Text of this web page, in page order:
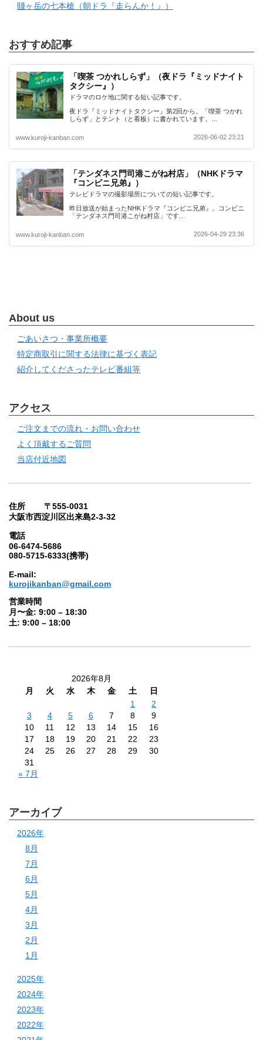
賤ヶ岳の七本槍（朝ドラ『走らんか！』）
おすすめ記事
「喫茶 つかれしらず」（夜ドラ『ミッドナイト
タクシー』）
ドラマのロケ地に関する短い記事です。
夜ドラ『ミッドナイトタクシー』第2回から。「喫茶 つかれ
しらず」とテント（と看板）に書かれています。…
www.kuroji-kanban.com 2026-06-02 23:21
「テンダネス門司港こがね村店」（NHKドラマ
『コンビニ兄弟』）
テレビドラマの撮影場所についての短い記事です。
昨日放送が始まったNHKドラマ『コンビニ兄弟』。コンビニ
「テンダネス門司港こがね村店」です…
www.kuroji-kanban.com 2026-04-29 23:36
About us
ごあいさつ・事業所概要
特定商取引に関する法律に基づく表記
紹介してくださったテレビ番組等
アクセス
ご注文までの流れ・お問い合わせ
よく頂戴するご質問
当店付近地図
住所 〒555-0031
大阪市西淀川区出来島2-3-32
電話
06-6474-5686
080-5715-6333(携帯)
E-mail:
kurojikanban@gmail.com
営業時間
月〜金: 9:00 – 18:30
土: 9:00 – 18:00
2026年8月
月
火 水 木 金 土
日
1
2
3
4 5 6 7 8
9
10
11 12 13 14 15
16
17
18 19 20 21 22
23
24
25 26 27 28 29
30
31
« 7月
アーカイブ
2026年
8月
7月
6月
5月
4月
3月
2月
1月
2025年
2024年
2023年
2022年